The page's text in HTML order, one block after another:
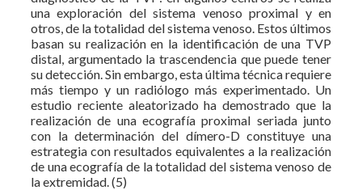
una exploración del sistema venoso proximal y en
otros, de la totalidad del sistema venoso. Estos últimos
basan su realización en la identificación de una TVP
distal, argumentado la trascendencia que puede tener
su detección. Sin embargo, esta última técnica requiere
más tiempo y un radiólogo más experimentado. Un
estudio reciente aleatorizado ha demostrado que la
realización de una ecografía proximal seriada junto
con la determinación del dímero-D constituye una
estrategia con resultados equivalentes a la realización
de una ecografía de la totalidad del sistema venoso de
la extremidad. (5)